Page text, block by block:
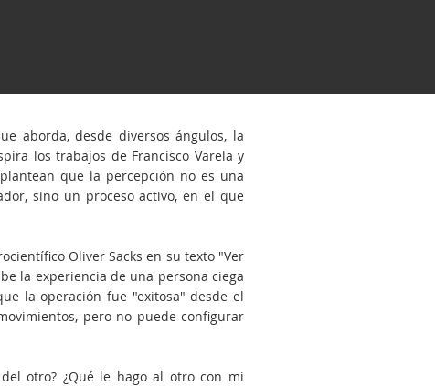
aborda, desde diversos ángulos, la
los trabajos de Francisco Varela y
que la percepción no es una
sino un proceso activo, en el que
Oliver Sacks en su texto "Ver
la experiencia de una persona ciega
la operación fue "exitosa" desde el
pero no puede configurar
otro? ¿Qué le hago al otro con mi